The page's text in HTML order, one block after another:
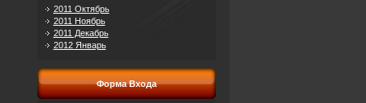
2011 Октябрь
2011 Ноябрь
2011 Декабрь
2012 Январь
Форма Входа